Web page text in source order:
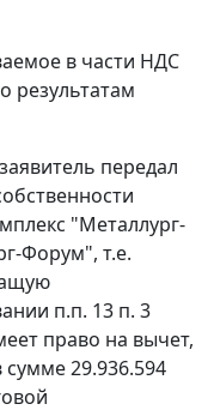
в части НДС
результатам
передал
"Металлург-
Форум", т.е.
п.п. 13 п. 3
право на вычет,
29.936.594